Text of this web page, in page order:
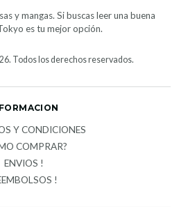
y mangas. Si buscas leer una buena
es tu mejor opción.
Todos los derechos reservados.
Y CONDICIONES
COMPRAR?
ENVIOS !
!